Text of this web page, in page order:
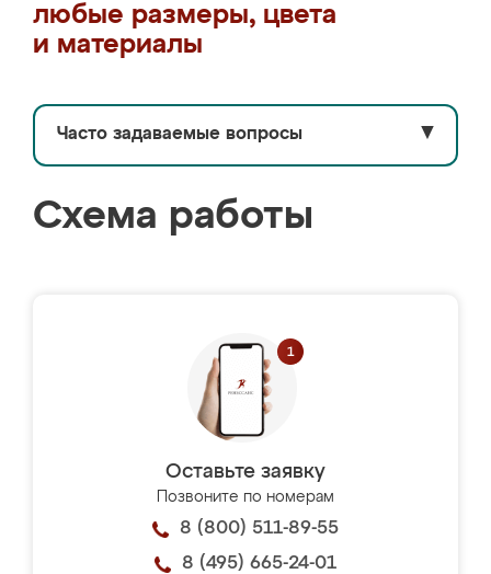
любые размеры, цвета
и материалы
Часто задаваемые вопросы ▼
Схема работы
Оставьте заявку
Позвоните по номерам
8 (800) 511-89-55
8 (495) 665-24-01